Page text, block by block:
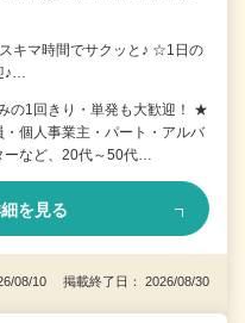
キマ時間でサクッと♪ ☆1日の
の1回きり・単発も大歓迎！ ★
個人事業主・パート・アルバ
など、20代～50代…
を見る
08/10 掲載終了日： 2026/08/30